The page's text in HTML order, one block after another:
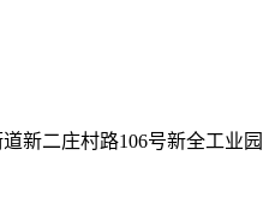
新二庄村路106号新全工业